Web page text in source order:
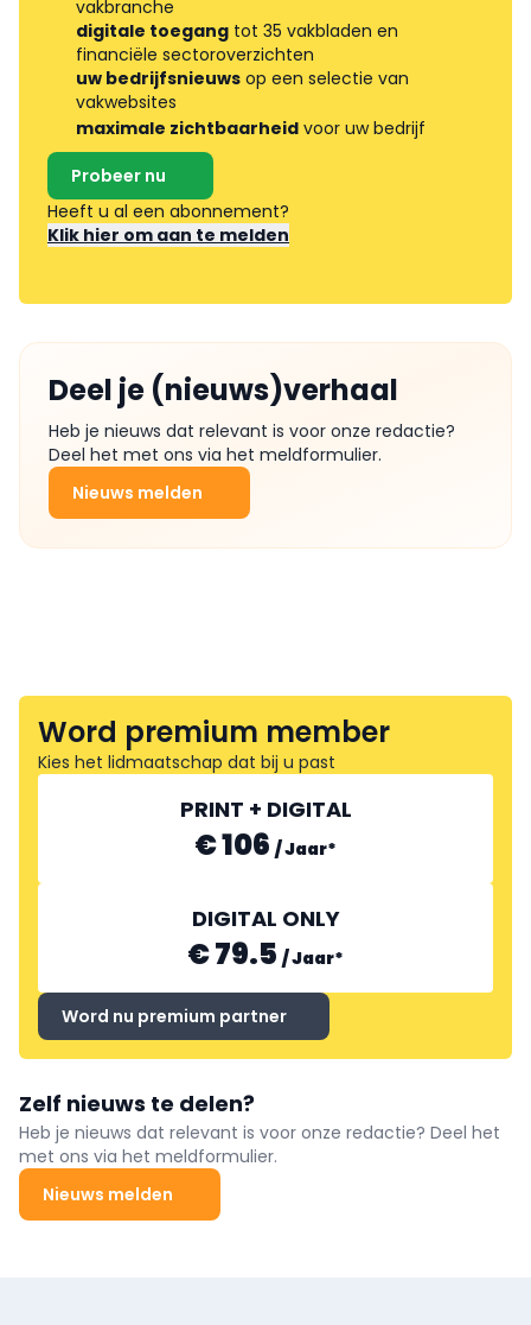
vakbranche
digitale toegang tot 35 vakbladen en
financiële sectoroverzichten
uw bedrijfsnieuws op een selectie van
vakwebsites
maximale zichtbaarheid voor uw bedrijf
Probeer nu
Heeft u al een abonnement?
Klik hier om aan te melden
Deel je (nieuws)verhaal
Heb je nieuws dat relevant is voor onze redactie?
Deel het met ons via het meldformulier.
Nieuws melden
Word premium member
Kies het lidmaatschap dat bij u past
PRINT + DIGITAL
€ 106 /Jaar*
DIGITAL ONLY
€ 79.5 /Jaar*
Word nu premium partner
Zelf nieuws te delen?
Heb je nieuws dat relevant is voor onze redactie? Deel het
met ons via het meldformulier.
Nieuws melden